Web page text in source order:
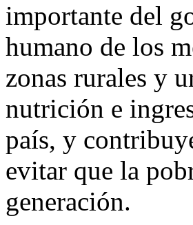
importante del
humano de los
zonas rurales y
nutrición e
país, y
evitar que la
generación.